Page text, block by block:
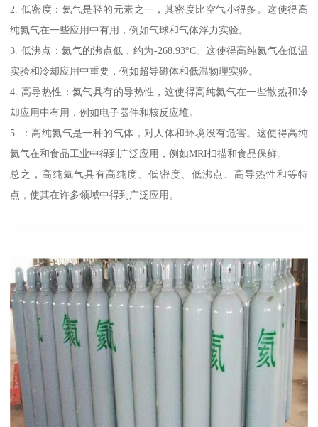
2. 低密度：氦气是轻的元素之一，其密度比空气小得多。这使得高
纯氦气在一些应用中有用，例如气球和气体浮力实验。
3. 低沸点：氦气的沸点低，约为-268.93°C。这使得高纯氦气在低温
实验和冷却应用中重要，例如超导磁体和低温物理实验。
4. 高导热性：氦气具有的导热性，这使得高纯氦气在一些散热和冷
却应用中有用，例如电子器件和核反应堆。
5. ：高纯氦气是一种的气体，对人体和环境没有危害。这使得高纯
氦气在和食品工业中得到广泛应用，例如MRI扫描和食品保鲜。
总之，高纯氦气具有高纯度、低密度、低沸点、高导热性和等特
点，使其在许多领域中得到广泛应用。